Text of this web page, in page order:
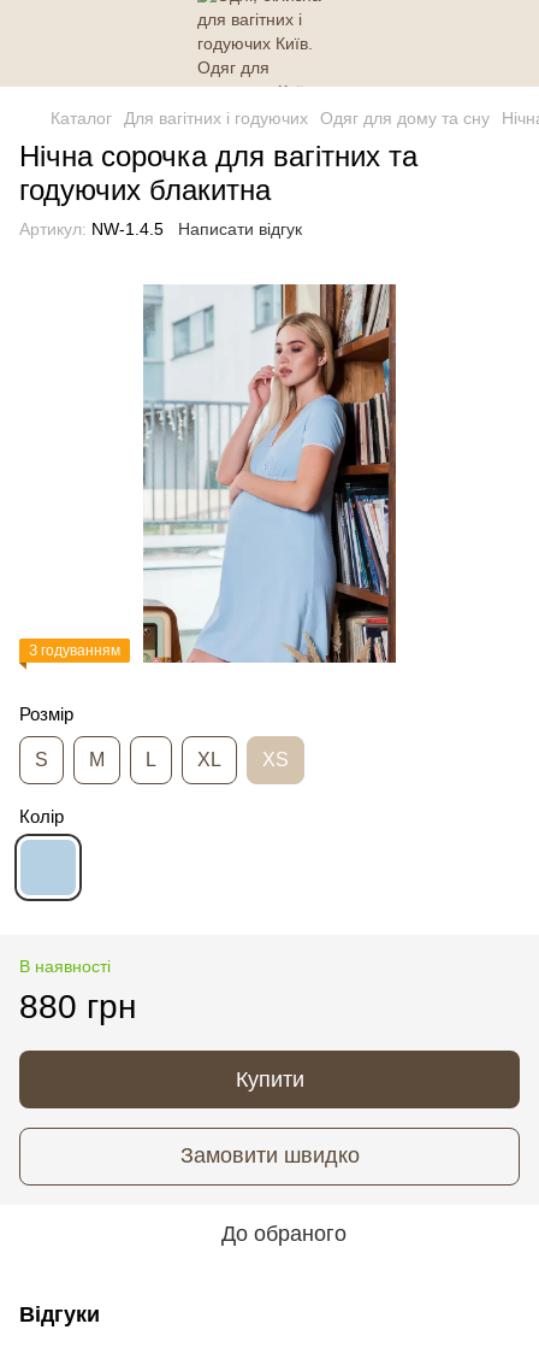
Каталог Для вагітних і годуючих Одяг для дому та сну
Нічна сорочка для вагітних та
годуючих блакитна
Артикул: NW-1.4.5 Написати відгук
З годуванням
Розмір
S M L XL XS
Колір
В наявності
880 грн
Купити
Замовити швидко
До обраного
Відгуки